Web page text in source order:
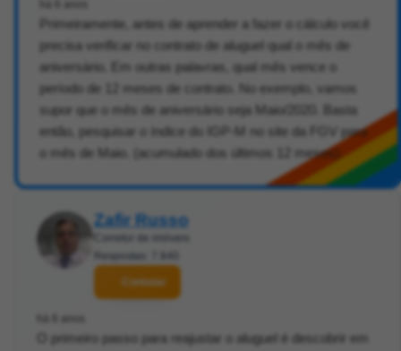
Primeiramente, antes de aprender a fazer o cálculo você
precisa verificar no contrato de aluguel qual o mês de
aniversário. Em outras palavras, qual mês vence o
período de 12 meses de contrato. No exemplo, vamos
supor que o mês de aniversário seja Maio/2020. Basta
então, pesquisar o índice do IGP-M no site da FGV para
o mês de Maio. (acumulado dos últimos 12 meses).
Zafir Russo
Contatar
O primeiro passo para reajustar o aluguel é descobrir em